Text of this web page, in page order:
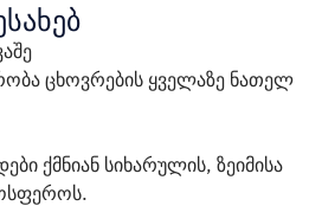
ცხოვრების ყველაზე ნათელ
ქმნიან სიხარულის, ზეიმისა